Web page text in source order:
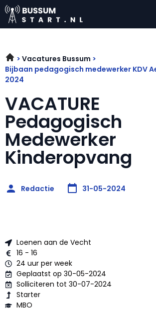
Vacatures Bussum
Bijbaan pedagogisch medewerker KDV
2024
VACATURE
Pedagogisch
Medewerker
Kinderopvang
Redactie 31-05-2024
Loenen aan de Vecht
16 - 16
24 uur per week
Geplaatst op 30-05-2024
Solliciteren tot 30-07-2024
Starter
MBO